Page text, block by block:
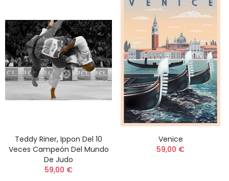
Teddy Riner, Ippon Del 10
Veces Campeón Del Mundo
De Judo
59,00 €
Venice
59,00 €